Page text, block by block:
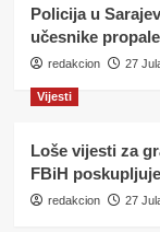
Policija u
učesnike
redakcion 27
Vijesti
Loše vijesti za
FBiH
redakcion 27